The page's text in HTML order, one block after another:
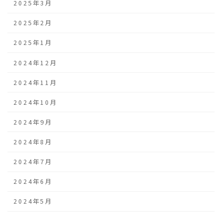
2025年3月
2025年2月
2025年1月
2024年12月
2024年11月
2024年10月
2024年9月
2024年8月
2024年7月
2024年6月
2024年5月